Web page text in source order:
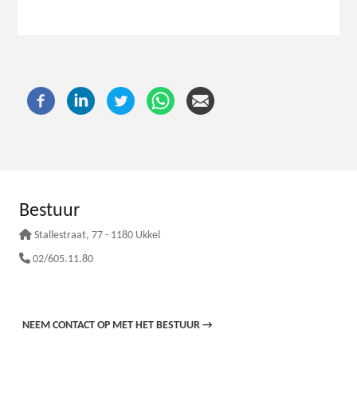
Bestuur
Stallestraat, 77 - 1180 Ukkel
02/605.11.80
NEEM CONTACT OP MET HET BESTUUR →